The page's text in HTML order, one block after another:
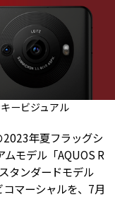
ービジュアル
年夏フラッグシ
モデル「AQUOS R
タンダードモデル
コマーシャルを、7月